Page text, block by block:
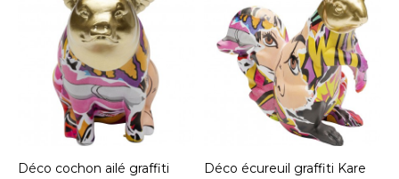
Déco cochon ailé graffiti
Déco écureuil graffiti Kare